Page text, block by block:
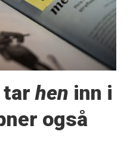
tar hen inn i
også